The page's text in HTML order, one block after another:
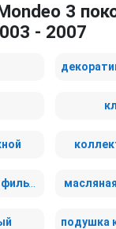
3
- 2007
корпус воздушного фильтра